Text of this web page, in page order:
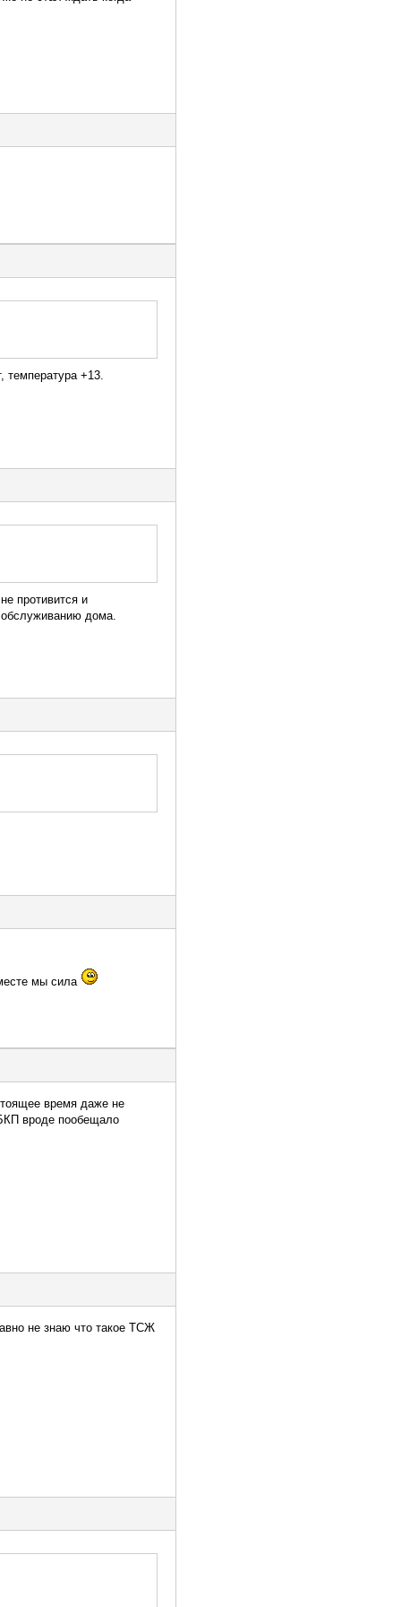
температура +13.
противится и
дома.
мы сила
время даже не
вроде пообещало
не знаю что такое ТСЖ